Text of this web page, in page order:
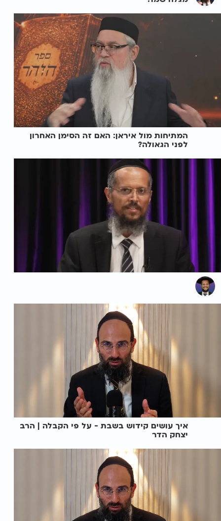
המתיחות מול איראן: האם זה הסימן האחרון
לפני הגאולה?
איך עושים קידוש בשבת - על פי הקבלה | הרב
יצחק הדר